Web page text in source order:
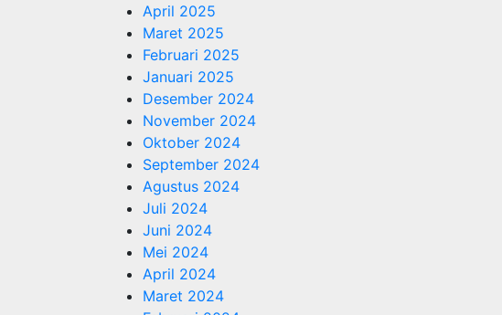
April 2025
Maret 2025
Februari 2025
Januari 2025
Desember 2024
November 2024
Oktober 2024
September 2024
Agustus 2024
Juli 2024
Juni 2024
Mei 2024
April 2024
Maret 2024